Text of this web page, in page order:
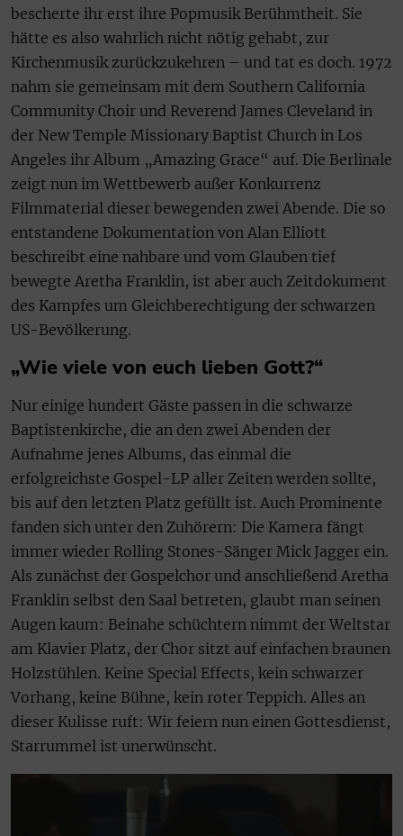
bescherte ihr erst ihre Popmusik Berühmtheit. Sie
hätte es also wahrlich nicht nötig gehabt, zur
Kirchenmusik zurückzukehren – und tat es doch. 1972
nahm sie gemeinsam mit dem Southern California
Community Choir und Reverend James Cleveland in
der New Temple Missionary Baptist Church in Los
Angeles ihr Album „Amazing Grace“ auf. Die Berlinale
zeigt nun im Wettbewerb außer Konkurrenz
Filmmaterial dieser bewegenden zwei Abende. Die so
entstandene Dokumentation von Alan Elliott
beschreibt eine nahbare und vom Glauben tief
bewegte Aretha Franklin, ist aber auch Zeitdokument
des Kampfes um Gleichberechtigung der schwarzen
US-Bevölkerung.
„Wie viele von euch lieben Gott?“
Nur einige hundert Gäste passen in die schwarze
Baptistenkirche, die an den zwei Abenden der
Aufnahme jenes Albums, das einmal die
erfolgreichste Gospel-LP aller Zeiten werden sollte,
bis auf den letzten Platz gefüllt ist. Auch Prominente
fanden sich unter den Zuhörern: Die Kamera fängt
immer wieder Rolling Stones-Sänger Mick Jagger ein.
Als zunächst der Gospelchor und anschließend Aretha
Franklin selbst den Saal betreten, glaubt man seinen
Augen kaum: Beinahe schüchtern nimmt der Weltstar
am Klavier Platz, der Chor sitzt auf einfachen braunen
Holzstühlen. Keine Special Effects, kein schwarzer
Vorhang, keine Bühne, kein roter Teppich. Alles an
dieser Kulisse ruft: Wir feiern nun einen Gottesdienst,
Starrummel ist unerwünscht.